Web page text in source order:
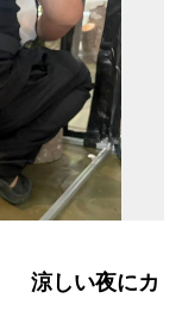
涼しい夜にカ